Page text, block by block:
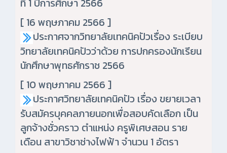
ที่ 1 ปีการศึกษา 2566
[ 16 พฤษภาคม 2566 ]
ประกาศจากวิทยาลัยเทคนิคปัวเรื่อง ระเบียบ
วิทยาลัยเทคนิคปัวว่าด้วย การปกครองนักเรียน
นักศึกษาพุทธศักราช 2566
[ 10 พฤษภาคม 2566 ]
ประกาศวิทยาลัยเทคนิคปัว เรื่อง ขยายเวลา
รับสมัครบุคคลภายนอกเพื่อสอบคัดเลือก เป็น
ลูกจ้างชั่วคราว ตำแหน่ง ครูพิเศษสอน ราย
เดือน สาขาวิชาช่างไฟฟ้า จำนวน 1 อัตรา